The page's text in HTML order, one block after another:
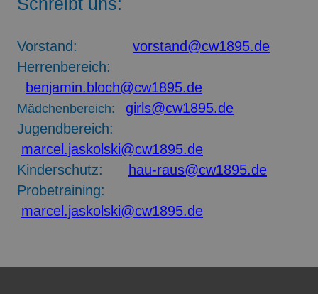
Vorstand: vorstand@cw1895.de
Herrenbereich:
benjamin.bloch@cw1895.de
Mädchenbereich: girls@cw1895.de
Jugendbereich:
marcel.jaskolski@cw1895.de
Kinderschutz:
hau-raus@cw1895.de
Probetraining:
marcel.jaskolski@cw1895.de